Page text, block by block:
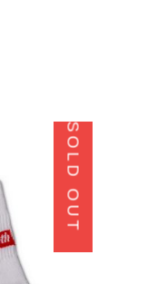
SOLD OUT